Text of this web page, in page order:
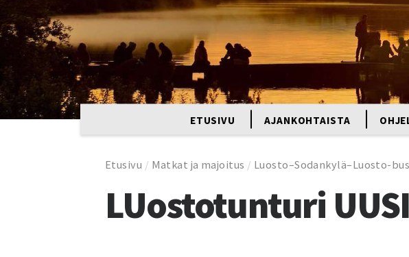
ETUSIVU AJANKOHTAISTA
Etusivu / Matkat ja majoitus / Luosto–Sodankylä–Luosto-
LUostotunturi